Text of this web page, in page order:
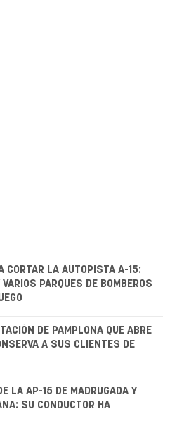
CORTAR LA AUTOPISTA A-15:
PARQUES DE BOMBEROS
DE PAMPLONA QUE ABRE
A SUS CLIENTES DE
LA AP-15 DE MADRUGADA Y
SU CONDUCTOR HA